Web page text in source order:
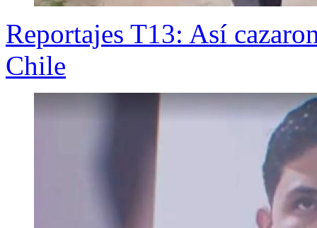
Reportajes T13: Así
Chile